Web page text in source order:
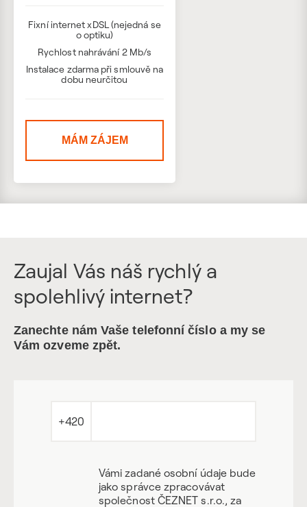
Fixní internet xDSL (nejedná se
o optiku)
Rychlost nahrávání 2 Mb/s
Instalace zdarma při smlouvě na
dobu neurčitou
MÁM ZÁJEM
Zaujal Vás náš rychlý a
spolehlivý internet?
Zanechte nám Vaše telefonní číslo a my se
Vám ozveme zpět.
+420
Vámi zadané osobní údaje bude
jako správce zpracovávat
společnost ČEZNET s.r.o., za